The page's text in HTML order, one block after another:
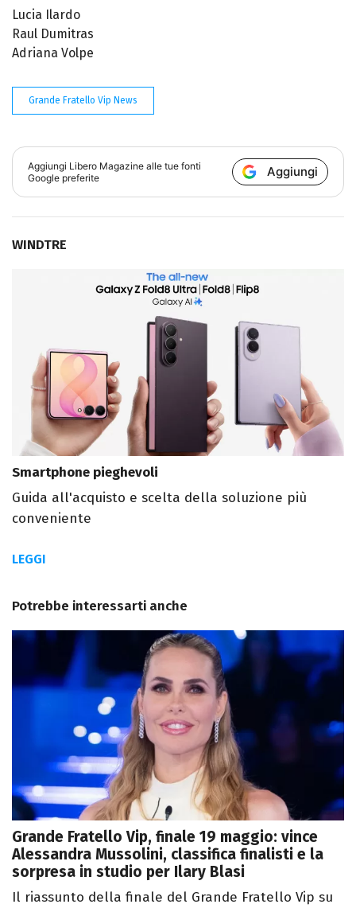
Lucia Ilardo
Raul Dumitras
Adriana Volpe
Grande Fratello Vip News
Aggiungi Libero Magazine alle tue fonti
Google preferite
Aggiungi
WINDTRE
Smartphone pieghevoli
Guida all'acquisto e scelta della soluzione più
conveniente
LEGGI
Potrebbe interessarti anche
Grande Fratello Vip, finale 19 maggio: vince
Alessandra Mussolini, classifica finalisti e la
sorpresa in studio per Ilary Blasi
Il riassunto della finale del Grande Fratello Vip su